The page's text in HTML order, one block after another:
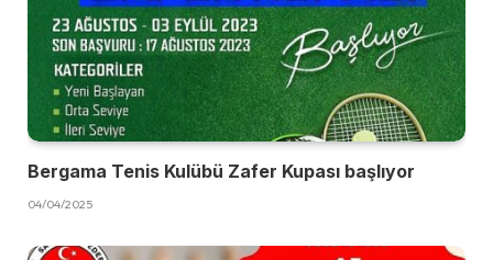
Bergama Tenis Kulübü Zafer Kupası başlıyor
04/04/2025